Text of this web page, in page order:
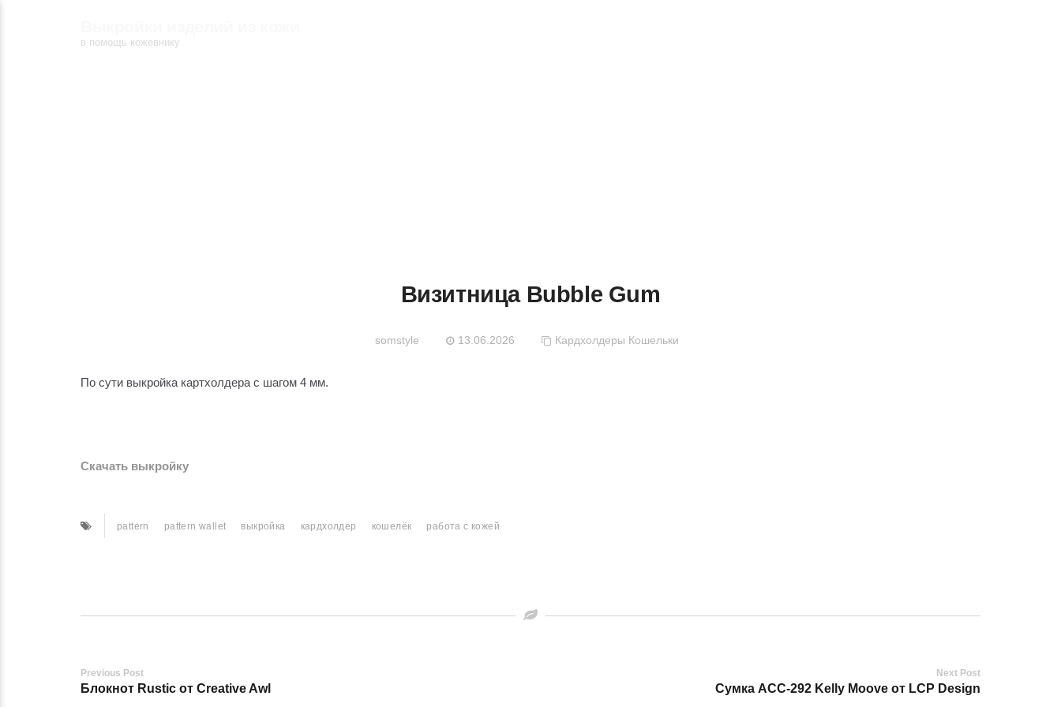
в помощь кожевнику
Визитница Bubble Gum
somstyle 13.06.2026 Кардхолдеры Кошельки
По сути выкройка картхолдера с шагом 4 мм.
Скачать выкройку
pattern pattern wallet выкройка кардхолдер кошелёк работа с кожей
Post
navigation
Previous Post
Блокнот Rustic от Creative Awl
Next Post
Сумка ACC-292 Kelly Moove от LCP Design